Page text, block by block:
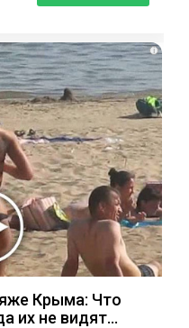
i
Крыма: Что
их не видят...